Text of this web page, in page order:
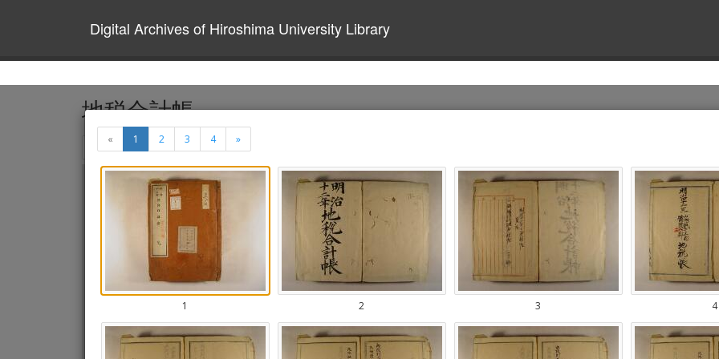
Digital Archives of Hiroshima University Library